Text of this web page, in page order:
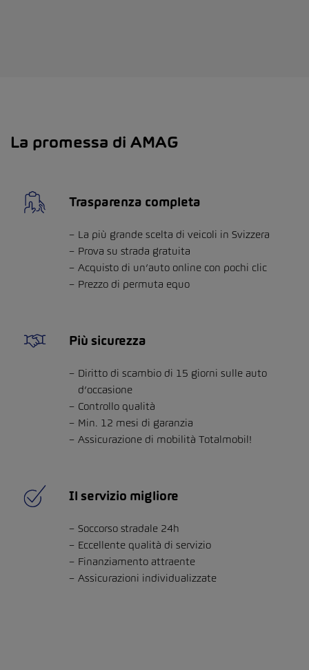
La promessa di AMAG
Trasparenza completa
La più grande scelta di veicoli in Svizzera
Prova su strada gratuita
Acquisto di un’auto online con pochi clic
Prezzo di permuta equo
Più sicurezza
Diritto di scambio di 15 giorni sulle auto
d’occasione
Controllo qualità
Min. 12 mesi di garanzia
Assicurazione di mobilità Totalmobil!
Il servizio migliore
Soccorso stradale 24h
Eccellente qualità di servizio
Finanziamento attraente
Assicurazioni individualizzate